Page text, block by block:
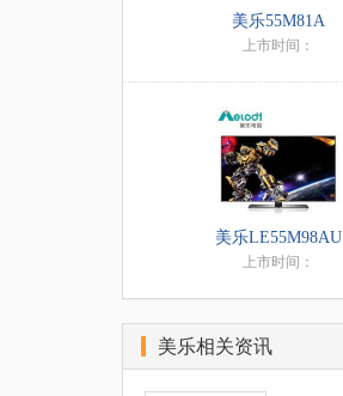
美乐55M81A
上市时间：
美乐LE55M98AU
上市时间：
美乐相关资讯